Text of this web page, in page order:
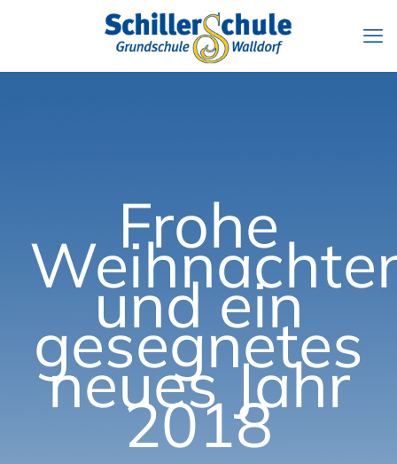
Frohe
und ein
gesegnetes
neues Jahr
2018